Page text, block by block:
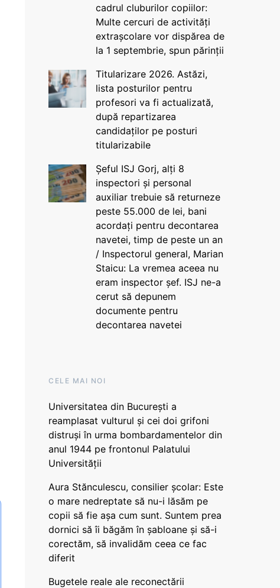
cadrul cluburilor copiilor:
Multe cercuri de activități
extrașcolare vor dispărea de
la 1 septembrie, spun părinții
Titularizare 2026. Astăzi,
lista posturilor pentru
profesori va fi actualizată,
după repartizarea
candidaților pe posturi
titularizabile
Șeful ISJ Gorj, alți 8
inspectori și personal
auxiliar trebuie să returneze
peste 55.000 de lei, bani
acordați pentru decontarea
navetei, timp de peste un an
/ Inspectorul general, Marian
Staicu: La vremea aceea nu
eram inspector șef. ISJ ne-a
cerut să depunem
documente pentru
decontarea navetei
CELE MAI NOI
Universitatea din București a
reamplasat vulturul și cei doi grifoni
distruși în urma bombardamentelor din
anul 1944 pe frontonul Palatului
Universității
Aura Stănculescu, consilier școlar: Este
o mare nedreptate să nu-i lăsăm pe
copii să fie așa cum sunt. Suntem prea
dornici să îi băgăm în șabloane și să-i
corectăm, să invalidăm ceea ce fac
diferit
Bugetele reale ale reconectării